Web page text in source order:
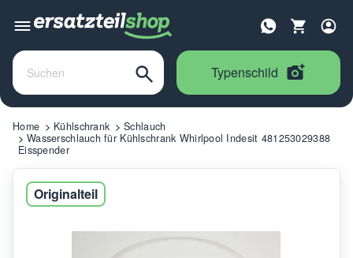
Typenschild
Home Kühlschrank
Schlauch
Wasserschlauch für Kühlschrank Whirlpool Indesit 481253029388
Eisspender
Originalteil